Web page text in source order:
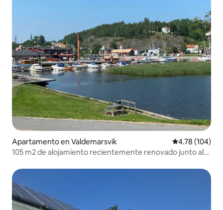
Apartamento en Valdemarsvik Calificación
4.78 (104)
105 m2 de alojamiento recientemente renovado junto al